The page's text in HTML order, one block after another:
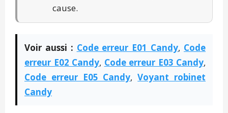
cause.
Voir aussi : Code erreur E01 Candy, Code
erreur E02 Candy, Code erreur E03 Candy,
Code erreur E05 Candy,Voyant robinet
Candy